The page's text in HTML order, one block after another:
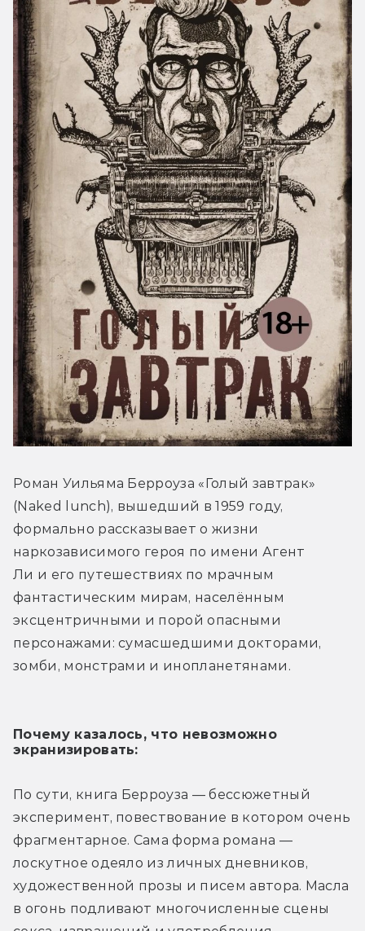
Роман Уильяма Берроуза «Голый завтрак»
(Naked lunch), вышедший в 1959 году,
формально рассказывает о жизни
наркозависимого героя по имени Агент
Ли и его путешествиях по мрачным
фантастическим мирам, населённым
эксцентричными и порой опасными
персонажами: сумасшедшими докторами,
зомби, монстрами и инопланетянами.
Почему казалось, что невозможно
экранизировать:
По сути, книга Берроуза — бессюжетный
эксперимент, повествование в котором очень
фрагментарное. Сама форма романа —
лоскутное одеяло из личных дневников,
художественной прозы и писем автора. Масла
в огонь подливают многочисленные сцены